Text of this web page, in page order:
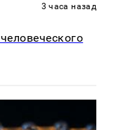
3 часа назад